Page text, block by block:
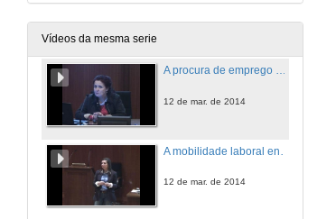
Vídeos da mesma serie
12 de mar. de 2014
A procura de emprego dende a transparencia e a comparabilidade de cualificacións e de competencias: EUROPASS
12 de mar. de 2014
12 de mar. de 2014